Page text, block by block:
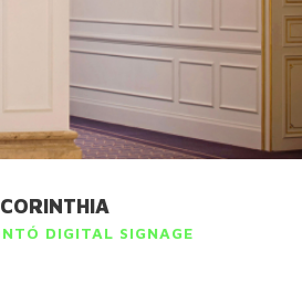
CORINTHIA
DIGITAL SIGNAGE